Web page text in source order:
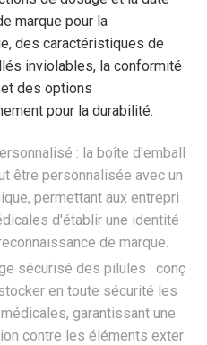
marque pour la
des caractéristiques de
inviolables, la conformité
des options
pour la durabilité.
: la boîte d'emball
être personnalisée avec un
permettant aux entrepri
d'établir une identité
de marque.
sécurisé des pilules : conç
en toute sécurité les
garantissant une
contre les éléments exter